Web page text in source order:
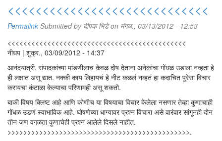
<<<<<<<<<<<<<<<<<<<<<<<<<<<<<
Permalink Submitted by दीपक भिडेon मंगळ., 03/13/2012 - 12:53
<<<<<<<<<<<<<<<<<<<<<<<<<<<<<<<<<<<<<<<<<<<<<
नीधप | शुक्र., 03/09/2012 - 14:37
आनंदयात्री, संपादकांच्या मांडणीलाच केवळ दोष देताना अनेकांचा गोंधळ उडाला नव्हता हे
ही लक्षात असू द्यात. नक्की काय लिहायचं हे नीट कळलं नव्हतं हा कदाचित पुरेसा विचार
करायचा कंटाळा केल्याचा परिणामही असू शकतो.
बाकी विषय क्लिष्ट आहे आणि कोणीच या विषयाचा विचार केलेला नसणार तेव्हा कुणाचाही
गोंधळ उडणं स्वाभाविक आहे. घोषणेच्या धाग्यावर प्रश्न विचारा असे वारंवार सांगूनही दोन
तीन जण वगळता कुणाचेही प्रश्न आलेले दिसले नाहीत.
>>>>>>>>>>>>>>>>>>>>>>>>>>>>>>>>>>>>>>>>>>>>>>.